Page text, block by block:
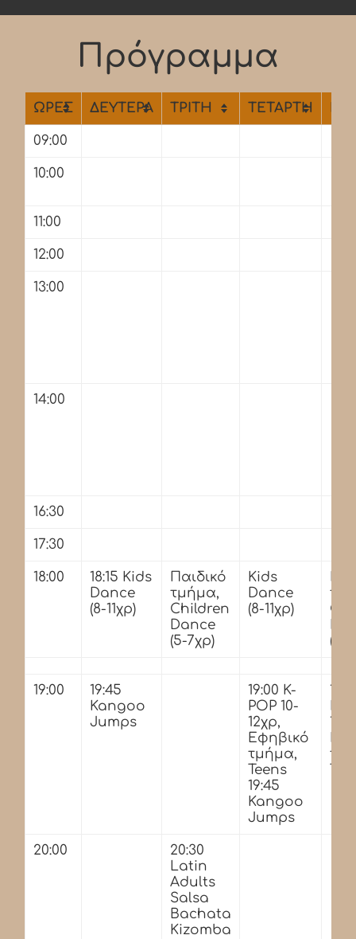
Πρόγραμμα
ΩΡΕΣ ΔΕΥΤΕΡΑ ΤΡΙΤΗ ΤΕΤΑΡΤΗ
09:00
10:00
11:00
12:00
13:00
14:00
16:30
17:30
18:00
18:15 Kids
Dance
(8-11χρ)
Παιδικό
τμήμα,
Children
Dance
(5-7χρ)
Kids
Dance
(8-11χρ)
(5-
19:00
19:45
Kangoo
Jumps
19:00 K-
POP 10-
12χρ,
Εφηβικό
τμήμα,
Teens
19:45
Kangoo
Jumps
20:00
20:30
Latin
Adults
Salsa
Bachata
Kizomba